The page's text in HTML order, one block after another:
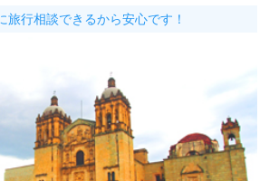
行相談できるから安心です！